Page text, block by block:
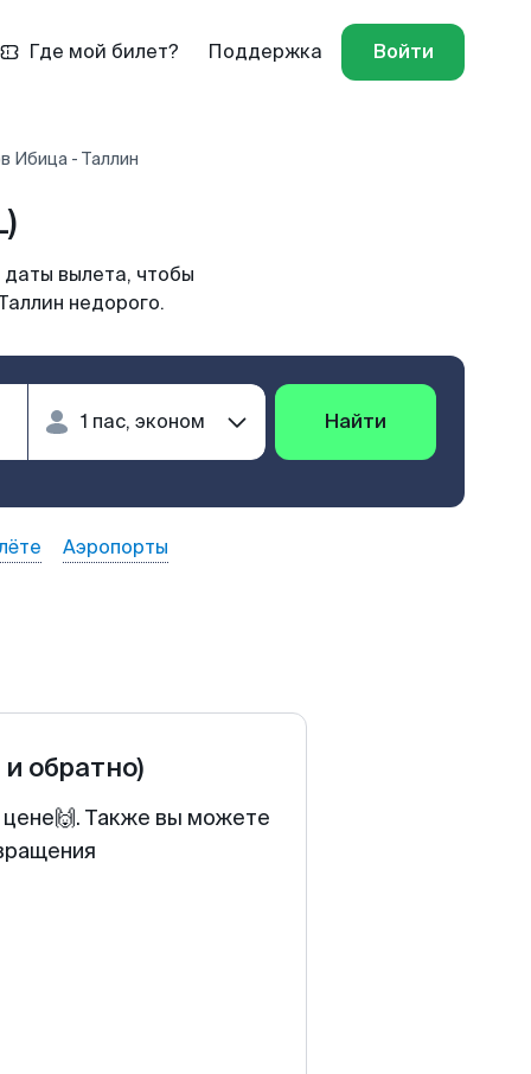
Где мой билет? Поддержка Войти
Ибица - Таллин
вылета, чтобы
недорого.
Найти
Аэропорты
и обратно)
цене🙌. Также вы можете